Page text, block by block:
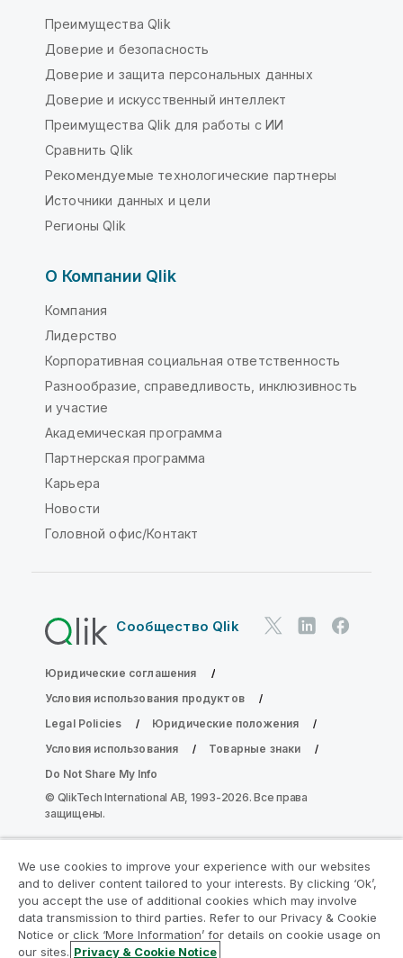
Преимущества Qlik
Доверие и безопасность
Доверие и защита персональных данных
Доверие и искусственный интеллект
Преимущества Qlik для работы с ИИ
Сравнить Qlik
Рекомендуемые технологические партнеры
Источники данных и цели
Регионы Qlik
О Компании Qlik
Компания
Лидерство
Корпоративная социальная ответственность
Разнообразие, справедливость, инклюзивность
и участие
Академическая программа
Партнерская программа
Карьера
Новости
Головной офис/Контакт
Сообщество Qlik
Юридические соглашения
Условия использования продуктов
Legal Policies
Юридические положения
Условия использования
Товарные знаки
Do Not Share My Info
© QlikTech International AB, 1993-2026. Все права
защищены.
Присоединяйтесь к программе
модернизации аналитики
Модернизируйте ваши важные приложения QlikView
We use cookies to improve your experience with our websites
and to deliver content tailored to your interests. By clicking ‘Ok’,
you accept the use of additional cookies which may involve
data transmission to third parties. Refer to our Privacy & Cookie
Notice or click ‘More Information’ for details on cookie usage on
our sites. Privacy & Cookie Notice